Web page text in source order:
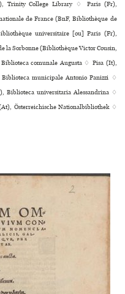
Trinity College Library ♢ Paris (Fr),
de France (BnF, Bibliothèque de
uni­ver­si­taire [ou] Paris (Fr),
la Sorbonne (Bibliothèque Victor Cousin,
comu­nale Augusta ♢ Pisa (It),
muni­ci­pale Antonio Panizzi ♢
uni­ver­si­ta­ria Alessandrina ♢
Österreichische Nationalbibliothek ♢